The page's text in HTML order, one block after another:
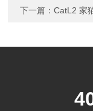
下一篇：CatL2 家